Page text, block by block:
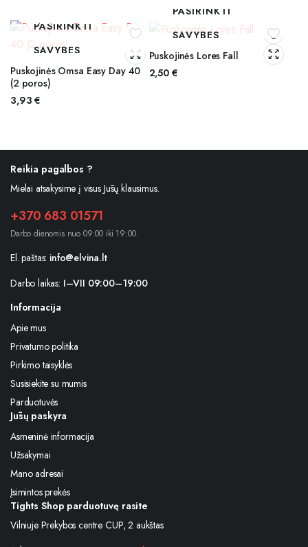
PASIRINKTI
SAVYBES
Puskojinės Omsa Easy Day 40
(2 poros)
3,93€
PASIRINKTI
SAVYBES
Puskojinės Lores Fall
2,50 €
Reikia pagalbos ?
Mielai atsakysime į visus Jūsų klausimus.
+370 683 01571
Darbo dienomis nuo 09:00 iki 19:00.
El. paštas: info@elvina.lt
Darbo laikas: I–VII 09:00–19:00
Informacija
Apie mus
Privatumo politika
Pirkimo taisyklės
Susisiekite su mumis
Parduotuvės
Jūsų paskyra
Asmeninė informacija
Užsakymai
Mano adresai
Įsimintos prekės
Tights Shop parduotuvę rasite
Vilniuje Prekybos centre CUP, 2 aukštas